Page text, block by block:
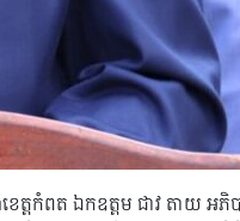
តកំពត ឯកឧត្តម ជាវ តាយ អភិ